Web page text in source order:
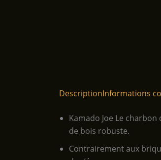
DescriptionInformations
Kamado Joe Le
de bois robuste.
Contrairement aux